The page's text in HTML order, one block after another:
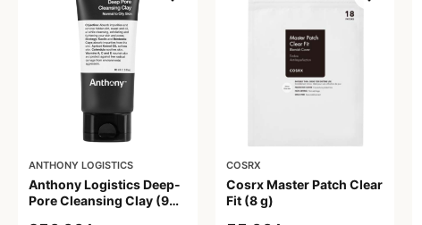
ANTHONY LOGISTICS
Anthony Logistics Deep-
Pore Cleansing Clay (90
COSRX
Cosrx Master Patch Clear
Fit (8 g)